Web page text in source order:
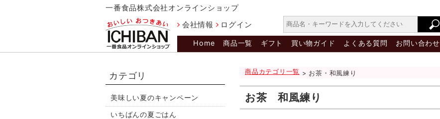
一番食品株式会社オンラインショップ
会社情報
ログイン
Home 商品一覧 ギフト 買い物ガイド よくある質問 お問い合わせ
カテゴリ
美味しい夏のキャンペーン
いちばんの夏ごはん
商品カテゴリ一覧 > お茶・和風練り
お茶 和風練り